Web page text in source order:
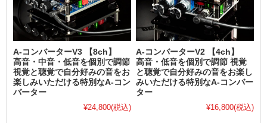
A-コンバーターV3 【8ch】
高音・中音・低音を個別で調節
視覚と聴覚で自分好みの音をお
楽しみいただける特別なA-コン
バーター
¥24,800(税込)
A-コンバーターV2 【4ch】
高音・低音を個別で調節 視覚
と聴覚で自分好みの音をお楽し
みいただける特別なA-コンバー
ター
¥16,800(税込)